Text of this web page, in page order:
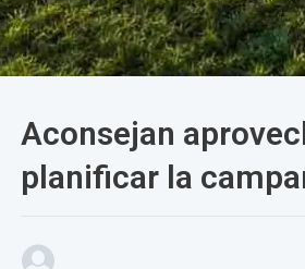
Aconsejan
planificar la